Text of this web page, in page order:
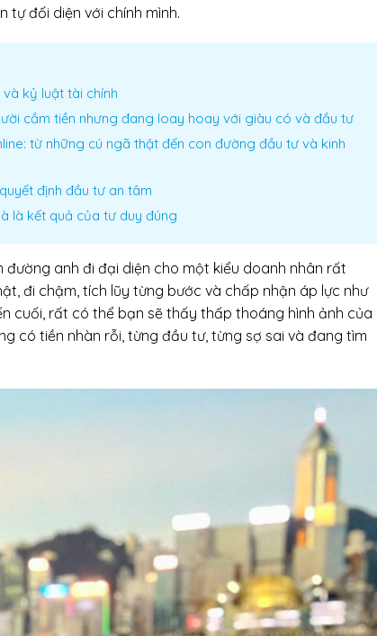
tự đối diện với chính mình.
kỷ luật tài chính
cầm tiền nhưng đang loay hoay với giàu có và đầu tư
từ những cú ngã thật đến con đường đầu tư và kinh
định đầu tư an tâm
là kết quả của tư duy đúng
anh đi đại diện cho một kiểu doanh nhân rất
đi chậm, tích lũy từng bước và chấp nhận áp lực như
cuối, rất có thể bạn sẽ thấy thấp thoáng hình ảnh của
có tiền nhàn rỗi, từng đầu tư, từng sợ sai và đang tìm